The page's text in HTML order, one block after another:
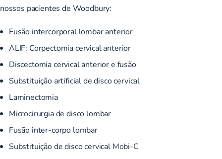
nossos pacientes de Woodbury:
Fusão intercorporal lombar anterior
ALIF: Corpectomia cervical anterior
Discectomia cervical anterior e fusão
Substituição artificial de disco cervical
Laminectomia
Microcirurgia de disco lombar
Fusão inter-corpo lombar
Substituição de disco cervical Mobi-C